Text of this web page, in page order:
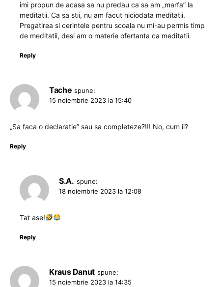
imi propun de acasa sa nu predau ca sa am „marfa” la
meditatii. Ca sa stii, nu am facut niciodata meditatii.
Pregatirea si cerintele pentru scoala nu mi-au permis timp
de meditatii, desi am o materie ofertanta ca meditatii.
Reply
Tache spune:
15 noiembrie 2023 la 15:40
„Sa faca o declaratie” sau sa completeze?!!! No, cum ii?
Reply
S.A. spune:
18 noiembrie 2023 la 12:08
Tat ase!
Reply
Kraus Danut spune:
15 noiembrie 2023 la 14:35